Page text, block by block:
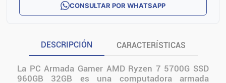
CONSULTAR POR WHATSAPP
DESCRIPCIÓN CARACTERÍSTICAS
La PC Armada Gamer AMD Ryzen 7 5700G SSD
960GB 32GB es una computadora armada